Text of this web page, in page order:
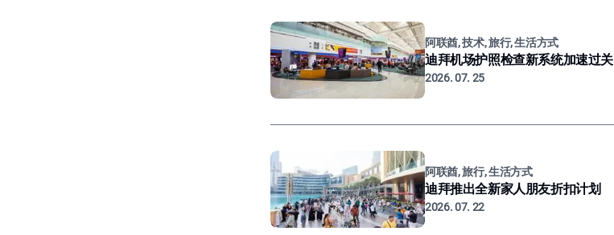
阿联酋, 技术, 旅行, 生活方式
迪拜机场护照检查新系统加速过关
2026. 07. 25
阿联酋, 旅行, 生活方式
迪拜推出全新家人朋友折扣计划
2026. 07. 22